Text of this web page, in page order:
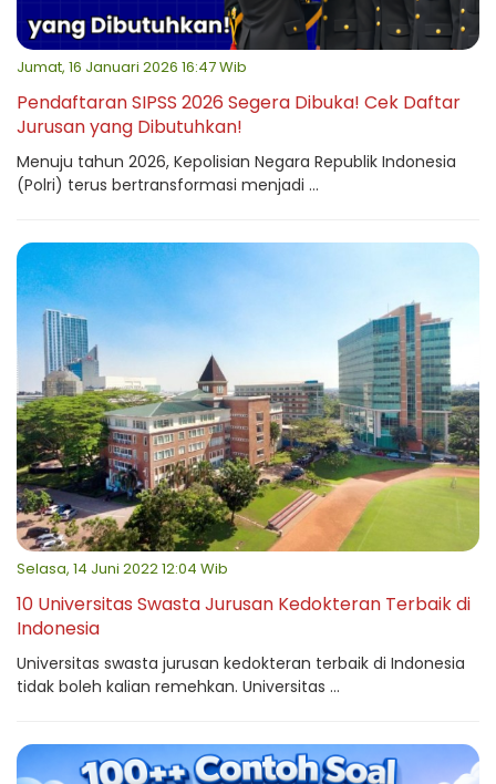
Jumat, 16 Januari 2026 16:47 Wib
Pendaftaran SIPSS 2026 Segera Dibuka! Cek Daftar
Jurusan yang Dibutuhkan!
Menuju tahun 2026, Kepolisian Negara Republik Indonesia
(Polri) terus bertransformasi menjadi ...
Selasa, 14 Juni 2022 12:04 Wib
10 Universitas Swasta Jurusan Kedokteran Terbaik di
Indonesia
Universitas swasta jurusan kedokteran terbaik di Indonesia
tidak boleh kalian remehkan. Universitas ...